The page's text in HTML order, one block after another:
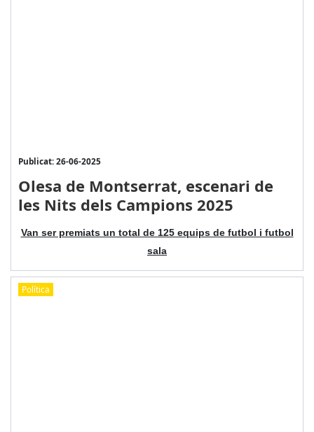
Publicat: 26-06-2025
Olesa de Montserrat, escenari de
les Nits dels Campions 2025
Van ser premiats un total de 125 equips de futbol i futbol
sala
Política